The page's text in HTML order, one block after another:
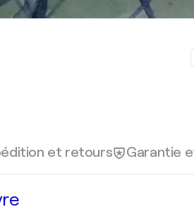
et retours Garantie